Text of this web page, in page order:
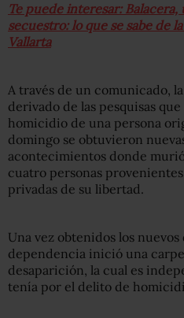
Te puede interesar:
secuestro: lo que se sabe de
Vallarta
A través de un comunicado,
derivado de las pesquisas
homicidio de una persona
domingo se obtuvieron
acontecimientos donde
cuatro personas
privadas de su libertad.
Una vez obtenidos los
dependencia inició una
desaparición, la cual es
tenía por el delito de